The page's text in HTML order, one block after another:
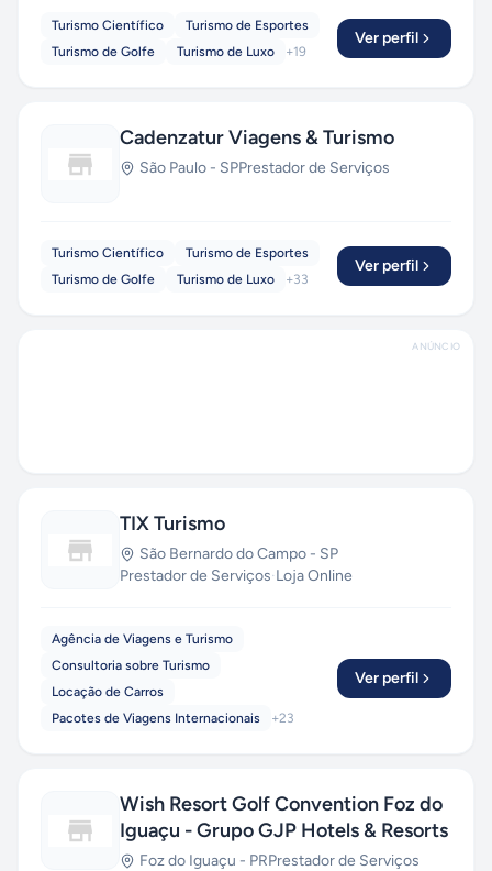
Turismo Científico
Turismo de Esportes
Turismo de Golfe
Turismo de Luxo +19
Ver perfil
Cadenzatur Viagens & Turismo
São Paulo - SPPrestador de Serviços
Turismo Científico
Turismo de Esportes
Turismo de Golfe
Turismo de Luxo +33
Ver perfil
ANÚNCIO
TIX Turismo
São Bernardo do Campo - SP
Prestador de Serviços·Loja Online
Agência de Viagens e Turismo
Consultoria sobre Turismo
Locação de Carros
Pacotes de Viagens Internacionais
+23
Ver perfil
Wish Resort Golf Convention Foz do
Iguaçu - Grupo GJP Hotels & Resorts
Foz do Iguaçu - PRPrestador de Serviços